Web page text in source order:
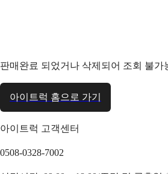
판매완료 되었거나 삭제되어 조회 불가
아이트럭 홈으로 가기
아이트럭 고객센터
0508-0328-7002